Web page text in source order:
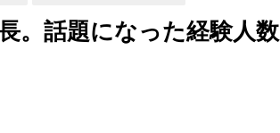
。話題になった経験人数